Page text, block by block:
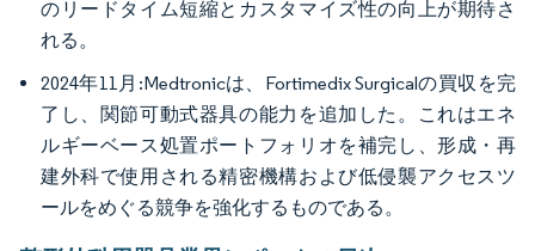
のリードタイム短縮とカスタマイズ性の向上が期待さ
れる。
2024年11月:Medtronicは、Fortimedix Surgicalの買収を完
了し、関節可動式器具の能力を追加した。これはエネ
ルギーベース処置ポートフォリオを補完し、形成・再
建外科で使用される精密機構および低侵襲アクセスツ
ールをめぐる競争を強化するものである。